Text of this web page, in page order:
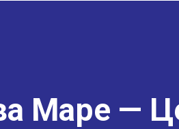
Маре —